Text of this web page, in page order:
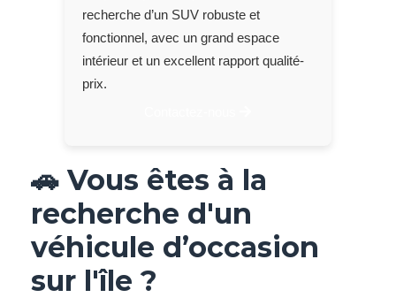
recherche d’un SUV robuste et
fonctionnel, avec un grand espace
intérieur et un excellent rapport qualité-
prix.
🚗 Vous êtes à la
recherche d'un
véhicule d’occasion
sur l'île ?